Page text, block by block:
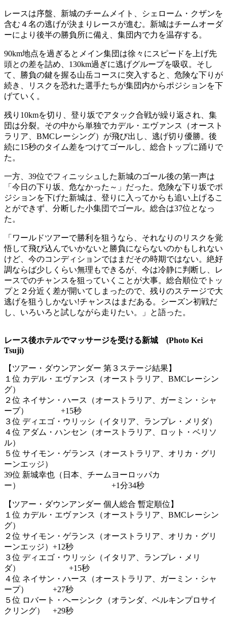
レースは序盤、新城のチームメイト、シェローム・クザンを
含む４名の逃げが決まりレースが進む。新城はチームオーダ
ーにより後半の勝負所に備え、集団内で力を温存する。
90km地点を過ぎるとメイン集団は徐々にスピードを上げ先
頭との差を詰め、130km過ぎに逃げグループを吸収。そし
て、勝負の鍵を握る山岳コースに突入すると、危険な下りが
続き、リスクを恐れた選手たちが集団内からポジションを下
げていく。
残り10kmを切り、登り坂でアタック合戦が繰り返され、集
団は分裂。その中から単独でカデル・エヴァンス（オースト
ラリア、BMCレーシング）が飛び出し、逃げ切り優勝。後
続に15秒のタイム差をつけてゴールし、総合トップに踊りで
た。
一方、39位でフィニッシュした新城のゴール後の第一声は
「今日の下り坂、危なかった～」だった。危険な下り坂でポ
ジションを下げた新城は、登りに入ってからも追い上げるこ
とができず、分断した小集団でゴール。総合は37位となっ
た。
「ワールドツアーで勝利を狙うなら、それなりのリスクを覚
悟して飛び込んでいかないと勝負にならないのかもしれない
けど、今のコンディションではまだその時期ではない。絶好
調ならば少しくらい無理もできるが、今は冷静に判断し、レ
ースでのチャンスを狙っていくことが大事。総合順位でトッ
プと２分近く差が開いてしまったので、残りのステージで大
逃げを狙うしかない!チャンスはまだある。シーズン初戦だ
し、いろいろと試しながら走りたい。」と語った。
レース後ホテルでマッサージを受ける新城 (Photo Kei
Tsuji)
【ツアー・ダウンアンダー 第３ステージ結果】
１位 カデル・エヴァンス（オーストラリア、BMCレーシン
グ）
２位 ネイサン・ハース（オーストラリア、ガーミン・シャ
ープ） +15秒
３位 ディエゴ・ウリッシ（イタリア、ランプレ・メリダ）
４位 アダム・ハンセン（オーストラリア、ロット・ベリソ
ル）
５位 サイモン・ゲランス（オーストラリア、オリカ・グリ
ーンエッジ）
39位 新城幸也（日本、チームヨーロッパカ
ー） +1分34秒
【ツアー・ダウンアンダー 個人総合 暫定順位】
１位 カデル・エヴァンス（オーストラリア、BMCレーシン
グ）
２位 サイモン・ゲランス（オーストラリア、オリカ・グリ
ーンエッジ）+12秒
３位 ディエゴ・ウリッシ（イタリア、ランプレ・メリ
ダ） +15秒
４位 ネイサン・ハース（オーストラリア、ガーミン・シャ
ープ） +27秒
５位 ロバート・ヘーシンク（オランダ、ベルキンプロサイ
クリング） +29秒